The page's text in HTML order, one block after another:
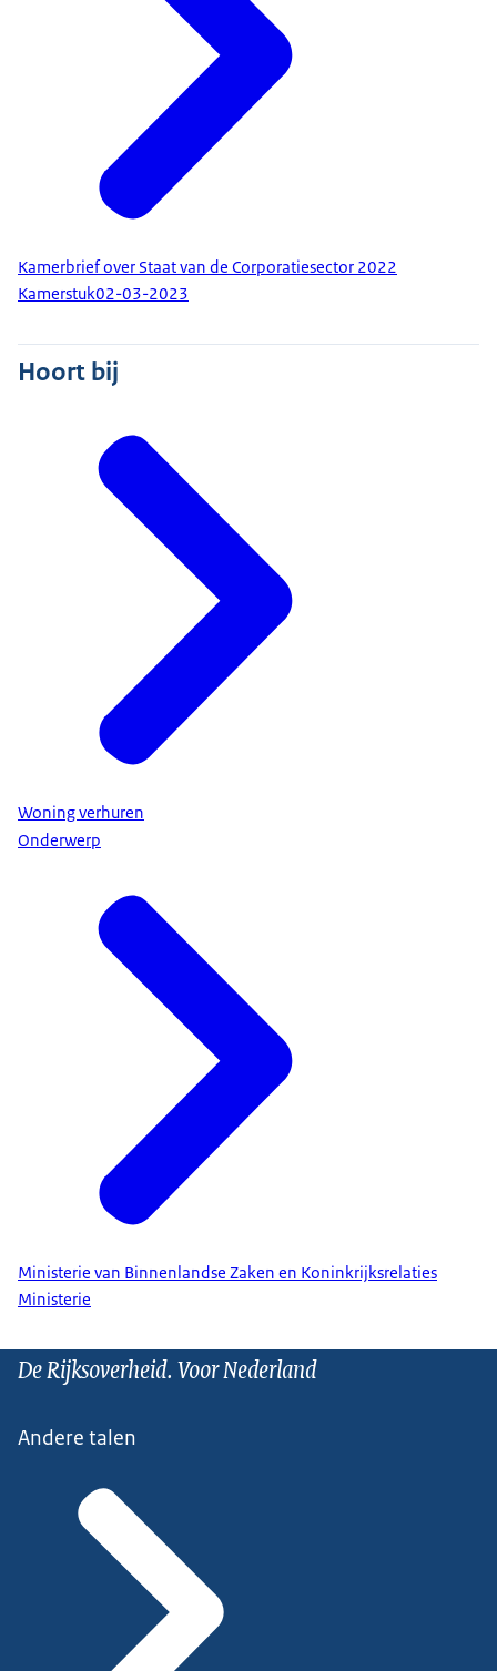
Kamerbrief over Staat van de Corporatiesector 2022
Kamerstuk02-03-2023
Hoort bij
Woning verhuren
Onderwerp
Ministerie van Binnenlandse Zaken en Koninkrijksrelaties
Ministerie
De Rijksoverheid. Voor Nederland
Andere talen